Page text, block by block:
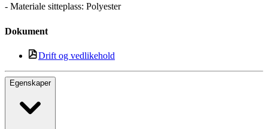
- Materiale sitteplass: Polyester
Dokument
Drift og vedlikehold
Egenskaper